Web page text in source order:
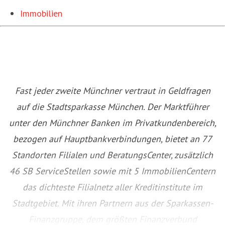
Immobilien
Fast jeder zweite Münchner vertraut in Geldfragen
auf die Stadtsparkasse München. Der Marktführer
unter den Münchner Banken im Privatkundenbereich,
bezogen auf Hauptbankverbindungen, bietet an 77
Standorten Filialen und BeratungsCenter, zusätzlich
46 SB ServiceStellen sowie mit 5 ImmobilienCentern
das dichteste Filialnetz aller Kreditinstitute im
Stadtgebiet. Mit ihren Partnern aus der Sparkassen-
Finanzgruppe, dem größten Finanzverbund